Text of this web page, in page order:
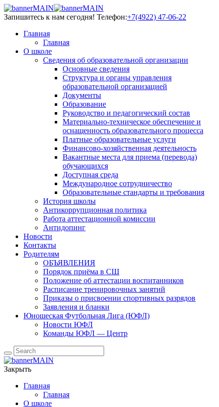
Запишитесь к нам сегодня! Телефон:+7(4922) 47-06-22
Главная
Главная
О школе
Сведения об образовательной организации
Основные сведения
Структура и органы управления
образовательной организацией
Документы
Образование
Руководство и педагогический состав
Материально-техническое обеспечение и
оснащенность образовательного процесса
Платные образовательные услуги
Финансово-хозяйственная деятельность
Вакантные места для приема (перевода)
обучающихся
Доступная среда
Международное сотрудничество
Образовательные стандарты и требования
История школы
Антикоррупционная политика
Работа аттестационной комиссии
Антидопинг
Новости
Контакты
Родителям
ОБЪЯВЛЕНИЯ
Порядок приёма в СШ
Положение об аттестации воспитанников
Расписание тренировочных занятий
Приказы о присвоении спортивных разрядов
Заявления и бланки
Юношеская Футбольная Лига (ЮФЛ)
Новости ЮФЛ
Команды ЮФЛ — Центр
Закрыть
Главная
Главная
О школе